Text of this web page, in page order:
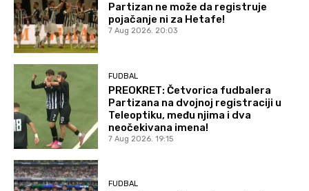
Partizan ne može da registruje
pojačanje ni za Hetafe!
7 Aug 2026. 20:03
FUDBAL
PREOKRET: Četvorica fudbalera
Partizana na dvojnoj registraciji u
Teleoptiku, među njima i dva
neočekivana imena!
7 Aug 2026. 19:15
FUDBAL